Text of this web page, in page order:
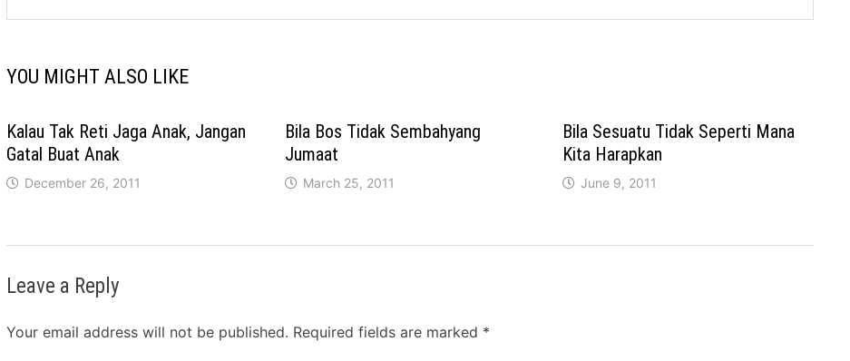
YOU MIGHT ALSO LIKE
Kalau Tak Reti Jaga Anak, Jangan
Gatal Buat Anak
December 26, 2011
Bila Bos Tidak Sembahyang
Jumaat
March 25, 2011
Bila Sesuatu Tidak Seperti Mana
Kita Harapkan
June 9, 2011
Leave a Reply
Your email address will not be published. Required fields are marked *